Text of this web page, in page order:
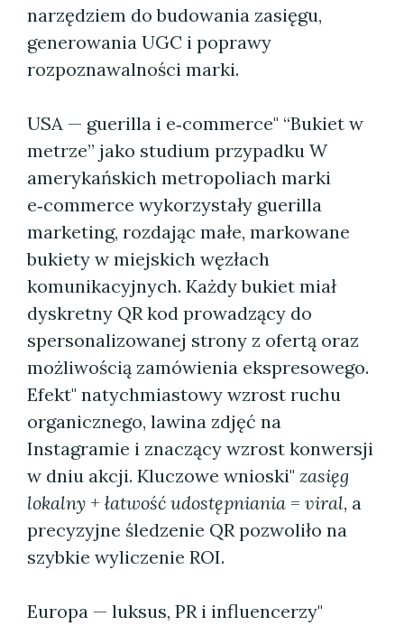
narzędziem do budowania zasięgu,
generowania UGC i poprawy
rozpoznawalności marki.
USA — guerilla i e‑commerce" “Bukiet w
metrze” jako studium przypadku W
amerykańskich metropoliach marki
e‑commerce wykorzystały guerilla
marketing, rozdając małe, markowane
bukiety w miejskich węzłach
komunikacyjnych. Każdy bukiet miał
dyskretny QR kod prowadzący do
spersonalizowanej strony z ofertą oraz
możliwością zamówienia ekspresowego.
Efekt" natychmiastowy wzrost ruchu
organicznego, lawina zdjęć na
Instagramie i znaczący wzrost konwersji
w dniu akcji. Kluczowe wnioski" zasięg
lokalny + łatwość udostępniania = viral, a
precyzyjne śledzenie QR pozwoliło na
szybkie wyliczenie ROI.
Europa — luksus, PR i influencerzy"